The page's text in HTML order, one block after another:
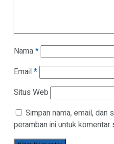
Nama*
Email*
Situs Web
Simpan nama, email, dan
peramban ini untuk komentar